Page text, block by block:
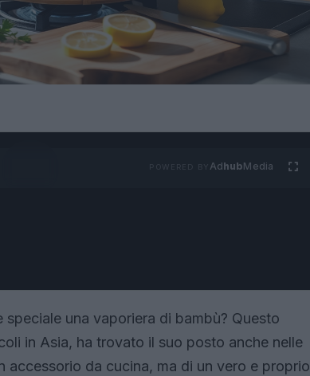
AdhubMedia
una vaporiera di bambù? Questo
in Asia, ha trovato il suo posto anche nelle
accessorio da cucina, ma di un vero e proprio